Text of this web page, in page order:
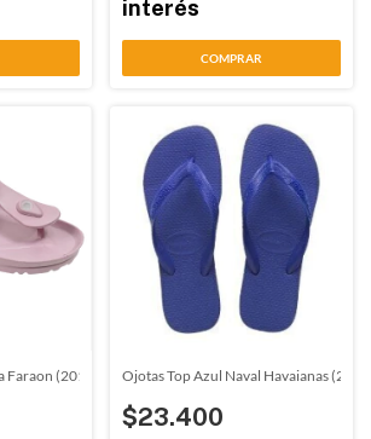
interés
COMPRAR
Faraon (20175) Ojotas Top Azul Naval Havaianas
$23.400